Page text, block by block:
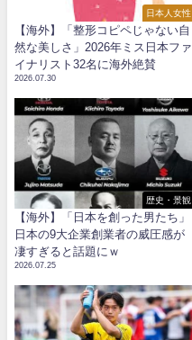
日本人女性
【海外】「整形コピペじゃない自
然な美しさ」2026年ミス日本ファ
イナリスト32名に海外絶賛
2026.07.30
歴史・景観
【海外】「日本を創った男たち」
日本の9大企業創業者の威圧感が
凄すぎると話題にｗ
2026.07.25